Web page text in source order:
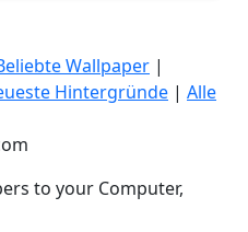
Wallpaper |
Hintergründe | Alle
to your Computer,